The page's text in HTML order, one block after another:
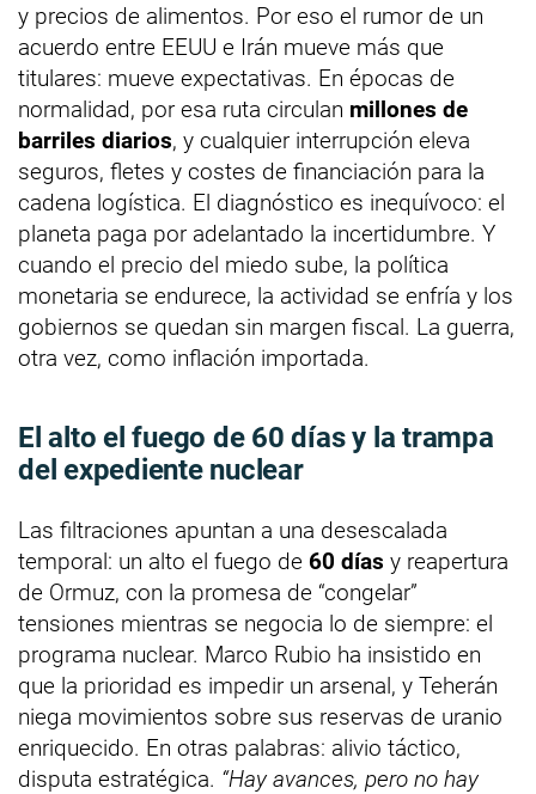
y precios de alimentos. Por eso el rumor de un
acuerdo entre EEUU e Irán mueve más que
titulares: mueve expectativas. En épocas de
normalidad, por esa ruta circulan millones de
barriles diarios, y cualquier interrupción eleva
seguros, fletes y costes de financiación para la
cadena logística. El diagnóstico es inequívoco: el
planeta paga por adelantado la incertidumbre. Y
cuando el precio del miedo sube, la política
monetaria se endurece, la actividad se enfría y los
gobiernos se quedan sin margen fiscal. La guerra,
otra vez, como inflación importada.
El alto el fuego de 60 díasy la trampa
del expediente nuclear
Las filtraciones apuntan a una desescalada
temporal: un alto el fuego de 60 días y reapertura
de Ormuz, con la promesa de “congelar”
tensiones mientras se negocia lo de siempre: el
programa nuclear. Marco Rubio ha insistido en
que la prioridad es impedir un arsenal, y Teherán
niega movimientos sobre sus reservas de uranio
enriquecido. En otras palabras: alivio táctico,
disputa estratégica. “Hay avances, pero no hay